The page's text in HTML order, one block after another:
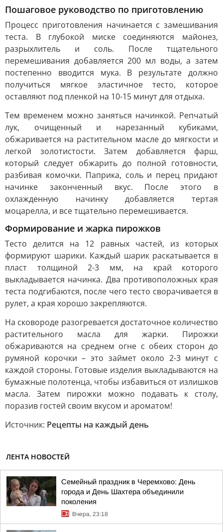
Пошаговое руководство по приготовлению
Процесс приготовления начинается с замешивания
теста. В глубокой миске соединяются майонез,
разрыхлитель и соль. После тщательного
перемешивания добавляется 200 мл воды, а затем
постепенно вводится мука. В результате должно
получиться мягкое эластичное тесто, которое
оставляют под пленкой на 10-15 минут для отдыха.
Тем временем можно заняться начинкой. Репчатый
лук, очищенный и нарезанный кубиками,
обжаривается на растительном масле до мягкости и
легкой золотистости. Затем добавляется фарш,
который следует обжарить до полной готовности,
разбивая комочки. Паприка, соль и перец придают
начинке законченный вкус. После этого в
охлажденную начинку добавляется тертая
моцарелла, и все тщательно перемешивается.
Формирование и жарка пирожков
Тесто делится на 12 равных частей, из которых
формируют шарики. Каждый шарик раскатывается в
пласт толщиной 2-3 мм, на край которого
выкладывается начинка. Два противоположных края
теста подгибаются, после чего тесто сворачивается в
рулет, а края хорошо закрепляются.
На сковороде разогревается достаточное количество
растительного масла для жарки. Пирожки
обжариваются на среднем огне с обеих сторон до
румяной корочки – это займет около 2-3 минут с
каждой стороны. Готовые изделия выкладываются на
бумажные полотенца, чтобы избавиться от излишков
масла. Затем пирожки можно подавать к столу,
поразив гостей своим вкусом и ароматом!
Источник: Рецепты на каждый день
ЛЕНТА НОВОСТЕЙ
Семейный праздник в Черемхово: День
города и День Шахтера объединили
поколения
Вчера, 23:18